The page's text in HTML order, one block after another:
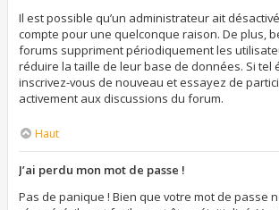
Il est possible qu’un administrateur ait
compte pour une quelconque raison. De plus,
forums suppriment périodiquement les
réduire la taille de leur base de données. Si tel
inscrivez-vous de nouveau et essayez de
activement aux discussions du forum.
Haut
J’ai perdu mon mot de passe !
Pas de panique ! Bien que votre mot de passe